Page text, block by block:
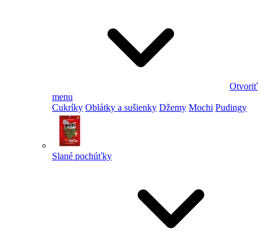
Otvoriť
menu
Cukríky Oblátky a sušienky Džemy Mochi Pudingy
Slané pochúťky